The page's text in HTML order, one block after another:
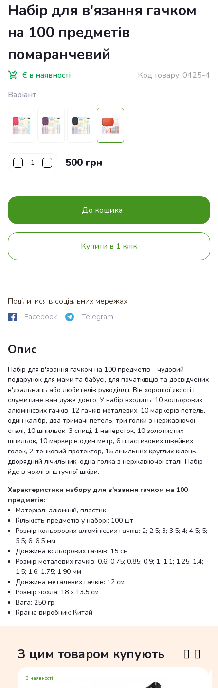
Набір для в'язання гачком
на 100 предметів
помаранчевий
Є в наявності Код товару: 0425-4
Варіант
500 грн
До кошика
Купити в 1 клік
Поділитися в соціальних мережах:
Facebook
Telegram
Опис
Набір для в'язання гачком на 100 предметів - чудовий
подарунок для мами та бабусі, для початківців та досвідчених
в'язальниць або любителів рукоділля. Він хорошої якості і
служитиме вам дуже довго. У набір входить: 10 кольорових
алюмінієвих гачків, 12 гачків металевих, 10 маркерів петель,
один калібр, два тримачі петель, три голки з нержавіючої
сталі, 10 шпильок, 3 спиці, 1 наперсток, 10 золотистих
шпильок, 10 маркерів один метр, 6 пластикових швейних
голок, 2-точковий протектор, 15 лічильних круглих кілець,
дворядний лічильник, одна голка з нержавіючої сталі. Набір
йде в чохлі зі штучної шкіри.
Характеристики набору для в'язання гачком на 100
предметів:
Матеріал: алюміній, пластик
Кількість предметів у наборі: 100 шт
Розмір кольорових алюмінієвих гачків: 2; 2.5; 3; 3.5; 4; 4.5; 5;
5.5; 6; 6.5 мм
Довжина кольорових гачків: 15 см
Розмір металевих гачків: 0.6; 0.75; 0.85; 0.9; 1; 1.1; 1.25; 1.4;
1.5; 1.6; 1.75; 1.90 мм
Довжина металевих гачків: 12 см
Розмір чохла: 18 x 13.5 см
Вага: 250 гр.
Країна виробник: Китай
З цим товаром купують
В наявності